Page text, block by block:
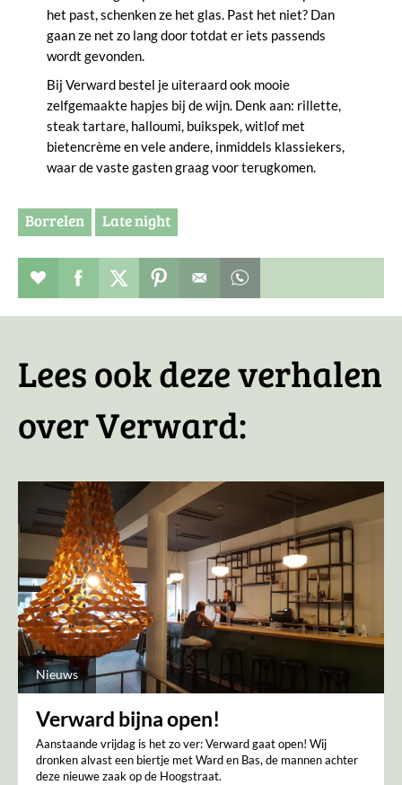
het past, schenken ze het glas. Past het niet? Dan
gaan ze net zo lang door totdat er iets passends
wordt gevonden.
Bij Verward bestel je uiteraard ook mooie
zelfgemaakte hapjes bij de wijn. Denk aan: rillette,
steak tartare, halloumi, buikspek, witlof met
bietencrème en vele andere, inmiddels klassiekers,
waar de vaste gasten graag voor terugkomen.
Borrelen Late night
Restaurant toevoegen aan favorieten
Deel dit op facebook
Deel dit op twitter
Deel dit op pinterest
Lees ook deze verhalen
over Verward:
Nieuws
Verward bijna open!
Aanstaande vrijdag is het zo ver: Verward gaat open! Wij
dronken alvast een biertje met Ward en Bas, de mannen achter
deze nieuwe zaak op de Hoogstraat.